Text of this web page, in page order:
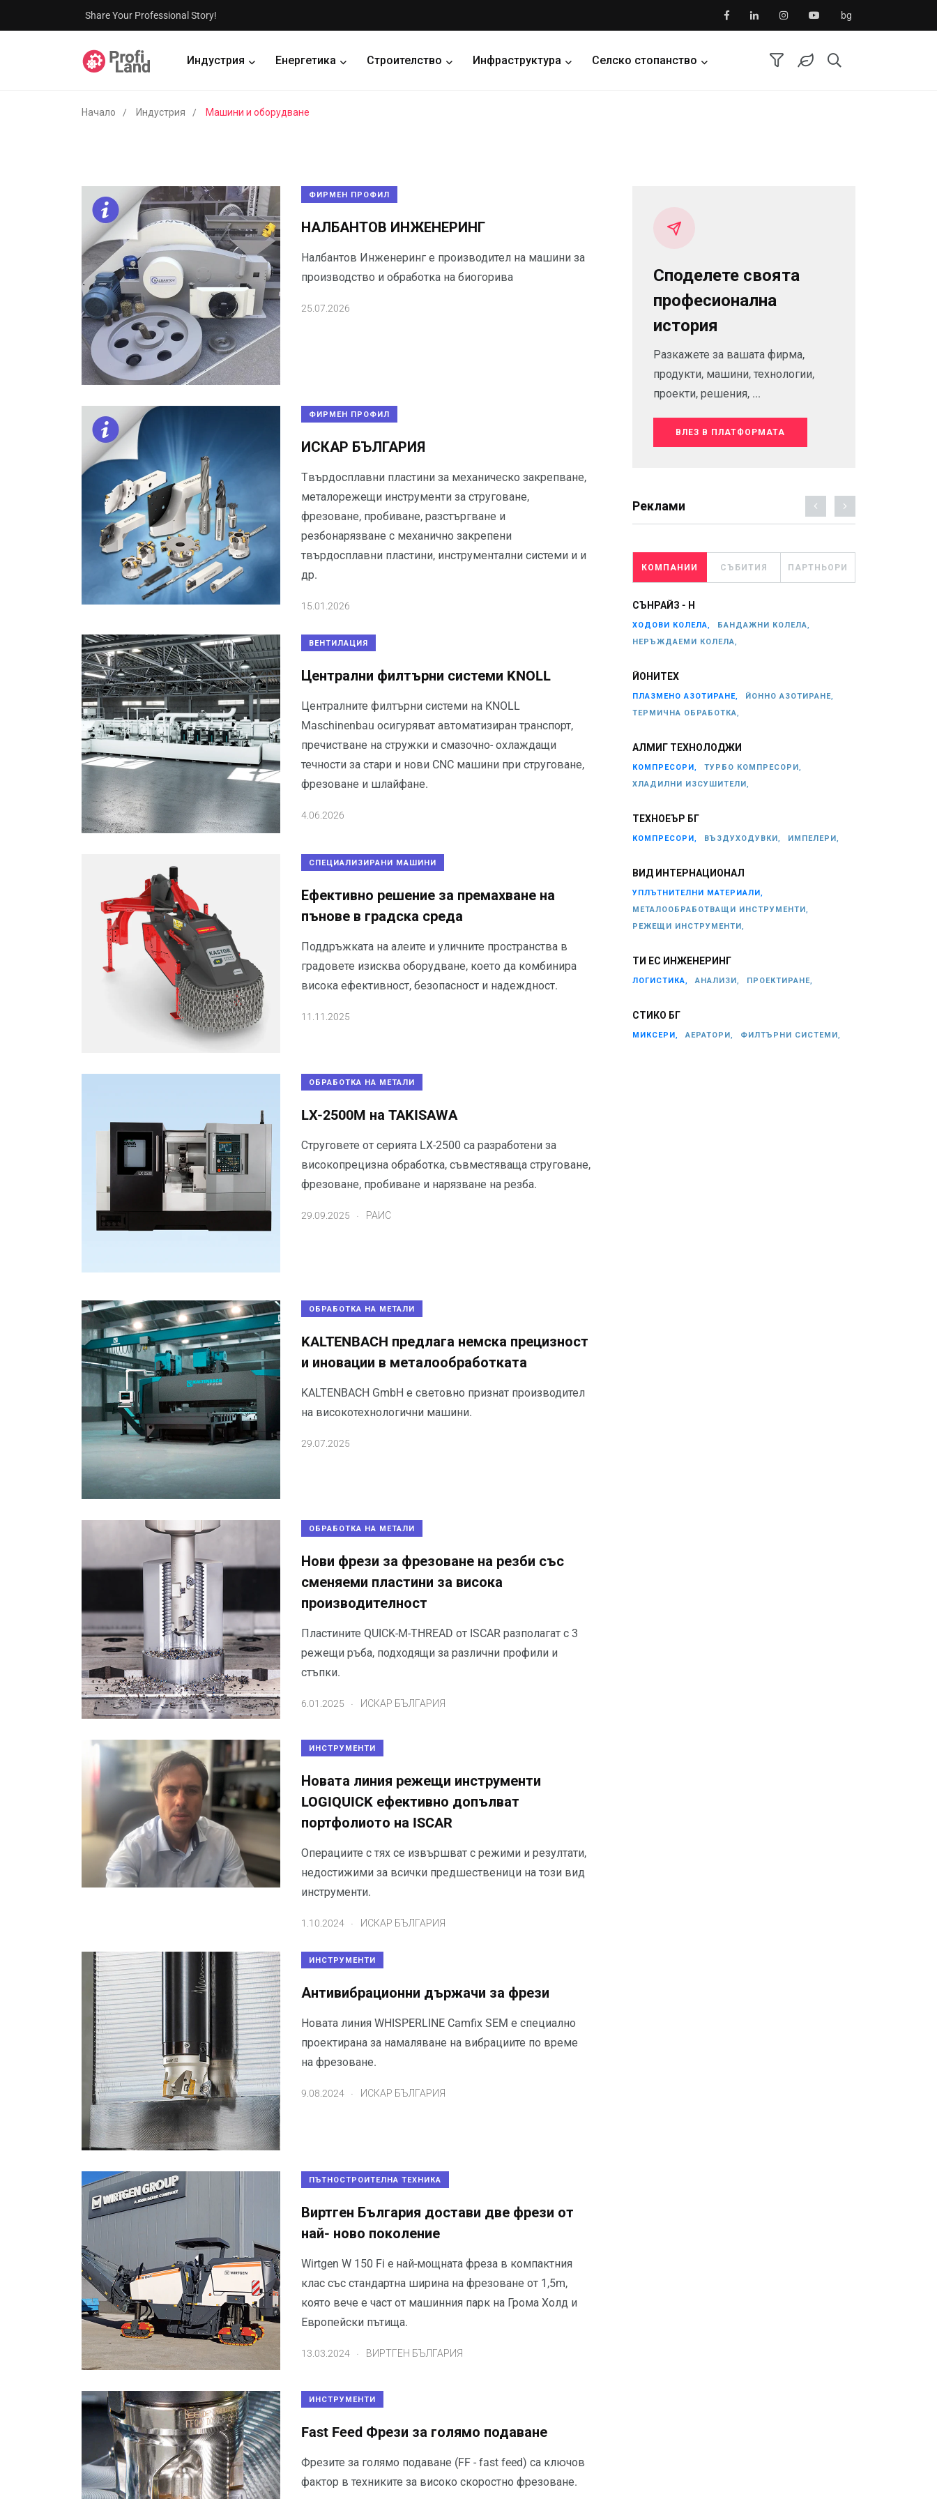
Share Your Professional Story! bg
Индустрия Енергетика Строителство Инфраструктура Селско стопанство
Начало Индустрия Машини и оборудване
ФИРМЕН ПРОФИЛ
НАЛБАНТОВ ИНЖЕНЕРИНГ
Налбантов Инженеринг е производител на машини за
производство и обработка на биогорива
25.07.2026
ФИРМЕН ПРОФИЛ
ИСКАР БЪЛГАРИЯ
Tвърдосплавни пластини за механическо закрепване,
металорежещи инструменти за струговане,
фрезоване, пробиване, разстъргване и
резбонарязване с механично закрепени
твърдосплавни пластини, инструментални системи и и
др.
15.01.2026
ВЕНТИЛАЦИЯ
Централни филтърни системи KNOLL
Централните филтърни системи на KNOLL
Maschinenbau осигуряват автоматизиран транспорт,
пречистване на стружки и смазочно- охлаждащи
течности за стари и нови CNC машини при струговане,
фрезоване и шлайфане.
4.06.2026
СПЕЦИАЛИЗИРАНИ МАШИНИ
Ефективно решение за премахване на
пънове в градска среда
Поддръжката на алеите и уличните пространства в
градовете изисква оборудване, което да комбинира
висока ефективност, безопасност и надеждност.
11.11.2025
ОБРАБОТКА НА МЕТАЛИ
LX-2500M на TAKISAWA
Струговете от серията LX-2500 са разработени за
високопрецизна обработка, съвместяваща струговане,
фрезоване, пробиване и нарязване на резба.
29.09.2025 РАИС
ОБРАБОТКА НА МЕТАЛИ
KALTENBACH предлага немска прецизност
и иновации в металообработката
KALTENBACH GmbH е световно признат производител
на високотехнологични машини.
29.07.2025
ОБРАБОТКА НА МЕТАЛИ
Нови фрези за фрезоване на резби със
сменяеми пластини за висока
производителност
Пластините QUICK-M-THREAD от ISCAR разполагат с 3
режещи ръба, подходящи за различни профили и
стъпки.
6.01.2025 ИСКАР БЪЛГАРИЯ
ИНСТРУМЕНТИ
Новата линия режещи инструменти
LOGIQUICK ефективно допълват
портфолиото на ISCAR
Операциите с тях се извършват с режими и резултати,
недостижими за всички предшественици на този вид
инструменти.
1.10.2024 ИСКАР БЪЛГАРИЯ
ИНСТРУМЕНТИ
Антивибрационни държачи за фрези
Новата линия WHISPERLINE Camfix SEM е специално
проектирана за намаляване на вибрациите по време
на фрезоване.
9.08.2024 ИСКАР БЪЛГАРИЯ
ПЪТНОСТРОИТЕЛНА ТЕХНИКА
Виртген България достави две фрези от
най- ново поколение
Wirtgen W 150 Fi e най-мощната фреза в компактния
клас със стандартна ширина на фрезоване от 1,5m,
която вече е част от машинния парк на Грома Холд и
Европейски пътища.
13.03.2024 ВИРТГЕН БЪЛГАРИЯ
ИНСТРУМЕНТИ
Fast Feed Фрези за голямо подаване
Фрезите за голямо подаване (FF - fast feed) са ключов
фактор в техниките за високо скоростно фрезоване.
Споделете своята
професионална
история
Разкажете за вашата фирма,
продукти, машини, технологии,
проекти, решения, ...
ВЛЕЗ В ПЛАТФОРМАТА
Реклами
КОМПАНИИ СЪБИТИЯ ПАРТНЬОРИ
СЪНРАЙЗ - Н
ХОДОВИ КОЛЕЛА,
БАНДАЖНИ КОЛЕЛА,
НЕРЪЖДАЕМИ КОЛЕЛА,
ЙОНИТЕХ
ПЛАЗМЕНО АЗОТИРАНЕ,
ЙОННО АЗОТИРАНЕ,
ТЕРМИЧНА ОБРАБОТКА,
АЛМИГ ТЕХНОЛОДЖИ
КОМПРЕСОРИ,
ТУРБО КОМПРЕСОРИ,
ХЛАДИЛНИ ИЗСУШИТЕЛИ,
ТЕХНОЕЪР БГ
КОМПРЕСОРИ, ВЪЗДУХОДУВКИ, ИМПЕЛЕРИ,
ВИД ИНТЕРНАЦИОНАЛ
УПЛЪТНИТЕЛНИ МАТЕРИАЛИ,
МЕТАЛООБРАБОТВАЩИ ИНСТРУМЕНТИ,
РЕЖЕЩИ ИНСТРУМЕНТИ,
ТИ ЕС ИНЖЕНЕРИНГ
ЛОГИСТИКА, АНАЛИЗИ, ПРОЕКТИРАНЕ,
СТИКО БГ
МИКСЕРИ, АЕРАТОРИ, ФИЛТЪРНИ СИСТЕМИ,